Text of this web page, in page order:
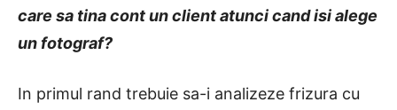
care sa tina cont un client atunci cand isi alege
un fotograf?
In primul rand trebuie sa-i analizeze frizura cu